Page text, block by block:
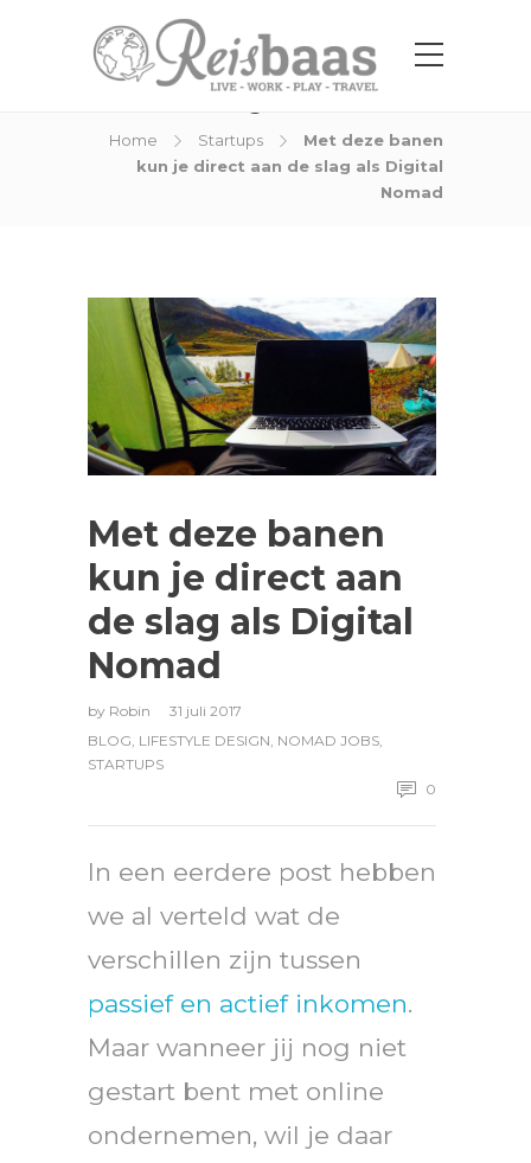
Home Startups
Met deze banen
kun je direct aan de slag als Digital
Nomad
Met deze banen
kun je direct aan
de slag als Digital
Nomad
by Robin
31 juli 2017
BLOG, LIFESTYLE DESIGN, NOMAD JOBS,
STARTUPS
0
In een eerdere post hebben
we al verteld wat de
verschillen zijn tussen
passief en actief inkomen.
Maar wanneer jij nog niet
gestart bent met online
ondernemen, wil je daar